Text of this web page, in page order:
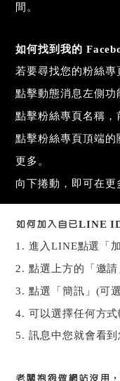
間。
如何找到我的
若要尋找您的粉絲專
點擊動態消息左側功
點擊粉絲專頁名稱，
點擊粉絲專頁頂端的
更多。
向下捲動，即可在更
如何加入自已LINE
1.進入 LINE點選「
2.點選上方的「邀請
3.點選「簡訊」 (可
4.可以選擇任何方
5.訊息中您就會看
老闆抱怨做網站沒用